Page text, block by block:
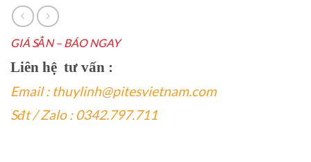
GIÁ SẲN – BÁO NGAY
Liên hệ tư vấn :
Email : thuylinh@pitesvietnam.com
Sđt / Zalo : 0342.797.711